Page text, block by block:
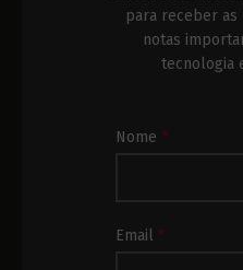
para receber
notas
tecnologia
Subscrição
Nome*
Email*